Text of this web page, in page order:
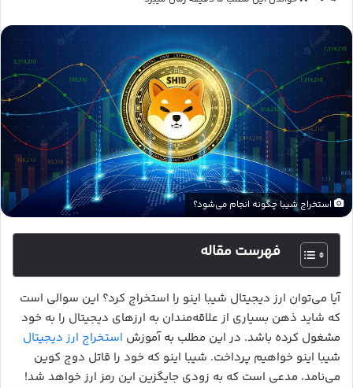
استخراج شیبا چگونه انجام می‌شود؟
فهرست مقاله
آیا می‌توان ارز دیجیتال شیبا اینو را استخراج کرد؟ این سوالی است
که شاید ذهن بسیاری از علاقه‌مندان به ارزهای دیجیتال را به خود
مشغول کرده باشد. در این مطلب به آموزش استخراج ارز دیجیتال
شیبا اینو خواهیم پرداخت. شیبا اینو که خود را قاتل دوج کوین
می‌نامد، مدعی است که به زودی جایگزین این رمز ارز خواهد شد!